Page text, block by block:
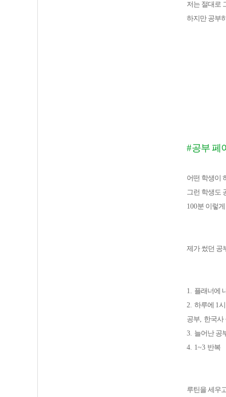
저는 절대로
하지만 공부
#공부 페
어떤 학생이
그런 학생도
100분 이렇
제가 썼던 공
1. 플래너에
2. 하루에 1
공부, 한국사
3. 늘어난 공
4. 1~3 반복
루틴을 세우